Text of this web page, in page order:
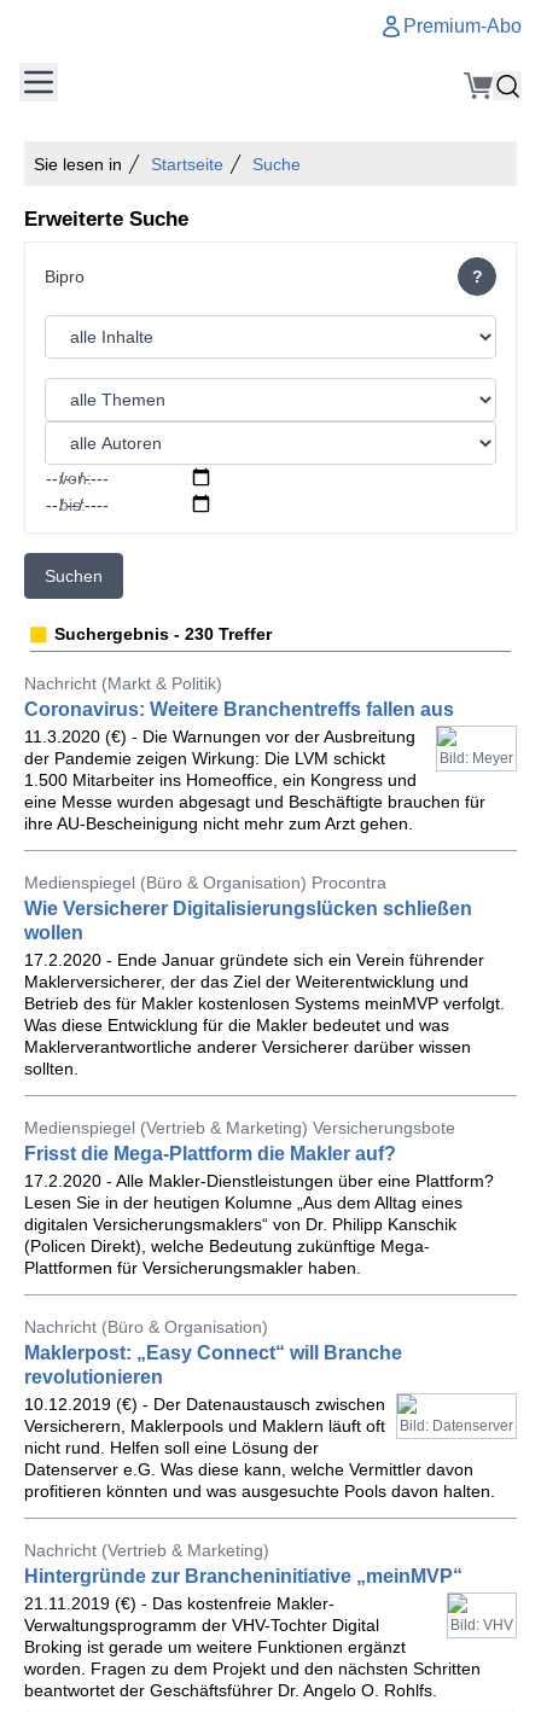
Premium-Abo
Sie lesen in Startseite Suche
Erweiterte Suche
?
von:
bis:
Suchen
Suchergebnis - 230 Treffer
Nachricht (Markt & Politik)
Coronavirus: Weitere Branchentreffs fallen aus
Bild: Meyer
11.3.2020 (€) - Die Warnungen vor der Ausbreitung
der Pandemie zeigen Wirkung: Die LVM schickt
1.500 Mitarbeiter ins Homeoffice, ein Kongress und
eine Messe wurden abgesagt und Beschäftigte brauchen für
ihre AU-Bescheinigung nicht mehr zum Arzt gehen.
Medienspiegel (Büro & Organisation) Procontra
Wie Versicherer Digitalisierungslücken schließen
wollen
17.2.2020 - Ende Januar gründete sich ein Verein führender
Maklerversicherer, der das Ziel der Weiterentwicklung und
Betrieb des für Makler kostenlosen Systems meinMVP verfolgt.
Was diese Entwicklung für die Makler bedeutet und was
Maklerverantwortliche anderer Versicherer darüber wissen
sollten.
Medienspiegel (Vertrieb & Marketing) Versicherungsbote
Frisst die Mega-Plattform die Makler auf?
17.2.2020 - Alle Makler-Dienstleistungen über eine Plattform?
Lesen Sie in der heutigen Kolumne „Aus dem Alltag eines
digitalen Versicherungsmaklers“ von Dr. Philipp Kanschik
(Policen Direkt), welche Bedeutung zukünftige Mega-
Plattformen für Versicherungsmakler haben.
Nachricht (Büro & Organisation)
Maklerpost: „Easy Connect“ will Branche
revolutionieren
Bild: Datenserver
10.12.2019 (€) - Der Datenaustausch zwischen
Versicherern, Maklerpools und Maklern läuft oft
nicht rund. Helfen soll eine Lösung der
Datenserver e.G. Was diese kann, welche Vermittler davon
profitieren könnten und was ausgesuchte Pools davon halten.
Nachricht (Vertrieb & Marketing)
Hintergründe zur Brancheninitiative „meinMVP“
Bild: VHV
21.11.2019 (€) - Das kostenfreie Makler-
Verwaltungsprogramm der VHV-Tochter Digital
Broking ist gerade um weitere Funktionen ergänzt
worden. Fragen zu dem Projekt und den nächsten Schritten
beantwortet der Geschäftsführer Dr. Angelo O. Rohlfs.